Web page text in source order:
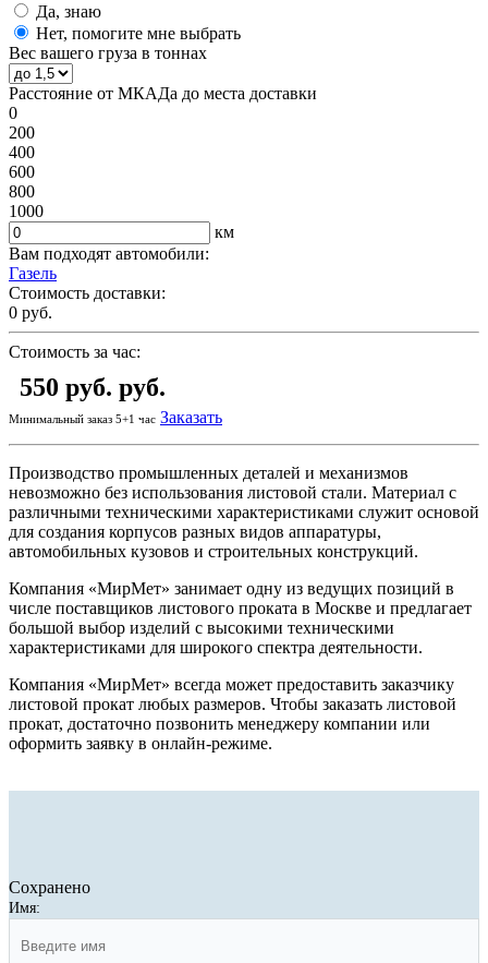
Да, знаю
Нет, помогите мне выбрать
Вес вашего груза в тоннах
Расстояние от МКАДа до места доставки
0
200
400
600
800
1000
км
Вам подходят автомобили:
Газель
Стоимость доставки:
0 руб.
Стоимость за час:
550 руб. руб.
Минимальный заказ 5+1 час Заказать
Производство промышленных деталей и механизмов
невозможно без использования листовой стали. Материал с
различными техническими характеристиками служит основой
для создания корпусов разных видов аппаратуры,
автомобильных кузовов и строительных конструкций.
Компания «МирМет» занимает одну из ведущих позиций в
числе поставщиков листового проката в Москве и предлагает
большой выбор изделий с высокими техническими
характеристиками для широкого спектра деятельности.
Компания «МирМет» всегда может предоставить заказчику
листовой прокат любых размеров. Чтобы заказать листовой
прокат, достаточно позвонить менеджеру компании или
оформить заявку в онлайн-режиме.
Сохранено
Имя: